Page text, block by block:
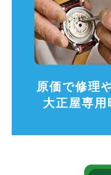
原価で修理
大正屋専用